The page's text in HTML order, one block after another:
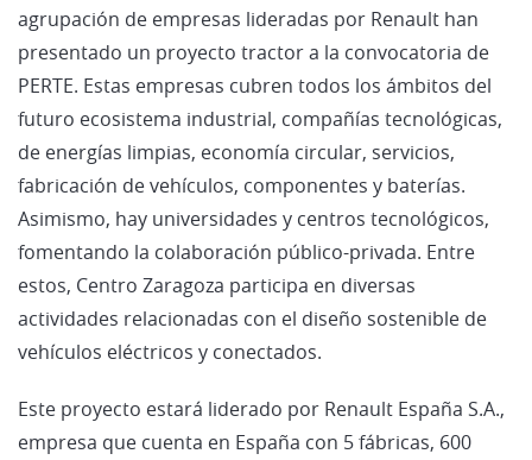
agrupación de empresas lideradas por Renault han
presentado un proyecto tractor a la convocatoria de
PERTE. Estas empresas cubren todos los ámbitos del
futuro ecosistema industrial, compañías tecnológicas,
de energías limpias, economía circular, servicios,
fabricación de vehículos, componentes y baterías.
Asimismo, hay universidades y centros tecnológicos,
fomentando la colaboración público-privada. Entre
estos, Centro Zaragoza participa en diversas
actividades relacionadas con el diseño sostenible de
vehículos eléctricos y conectados.
Este proyecto estará liderado por Renault España S.A.,
empresa que cuenta en España con 5 fábricas, 600